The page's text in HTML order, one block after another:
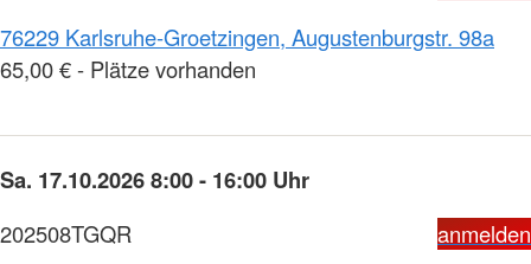
76229 Karlsruhe-Groetzingen, Augustenburgstr. 98a
65,00 € - Plätze vorhanden
Sa. 17.10.2026 8:00 - 16:00 Uhr
202508TGQR
anmelden